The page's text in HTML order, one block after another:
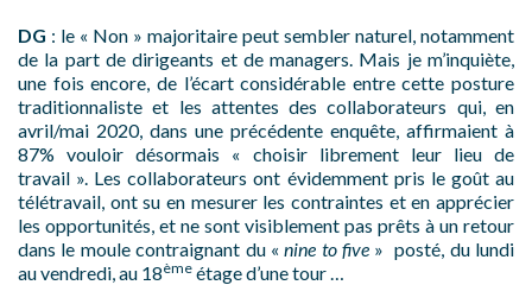
DG : le « Non » majoritaire peut sembler naturel, notamment
de la part de dirigeants et de managers. Mais je m’inquiète,
une fois encore, de l’écart considérable entre cette posture
traditionnaliste et les attentes des collaborateurs qui, en
avril/mai 2020, dans une précédente enquête, affirmaient à
87% vouloir désormais « choisir librement leur lieu de
travail ». Les collaborateurs ont évidemment pris le goût au
télétravail, ont su en mesurer les contraintes et en apprécier
les opportunités, et ne sont visiblement pas prêts à un retour
dans le moule contraignant du «nine to five » posté, du lundi
au vendredi, au 18ème étage d’une tour …